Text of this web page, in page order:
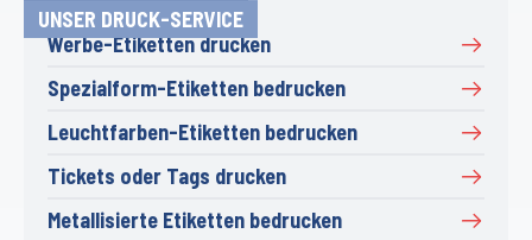
UNSER DRUCK-SERVICE
Werbe-Etiketten drucken
Spezialform-Etiketten bedrucken
Leuchtfarben-Etiketten bedrucken
Tickets oder Tags drucken
Metallisierte Etiketten bedrucken